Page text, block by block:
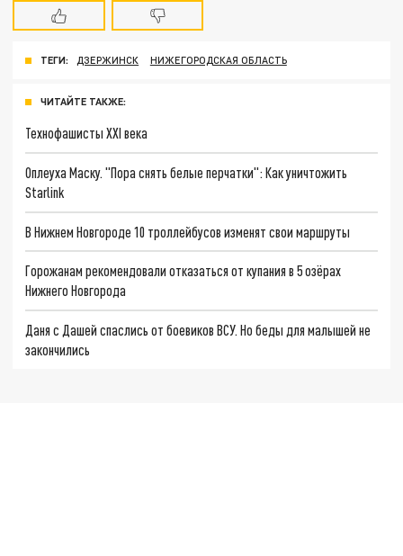
ТЕГИ: ДЗЕРЖИНСК НИЖЕГОРОДСКАЯ ОБЛАСТЬ
ЧИТАЙТЕ ТАКЖЕ:
Технофашисты XXI века
Оплеуха Маску. "Пора снять белые перчатки": Как уничтожить
Starlink
В Нижнем Новгороде 10 троллейбусов изменят свои маршруты
Горожанам рекомендовали отказаться от купания в 5 озёрах
Нижнего Новгорода
Даня с Дашей спаслись от боевиков ВСУ. Но беды для малышей не
закончились